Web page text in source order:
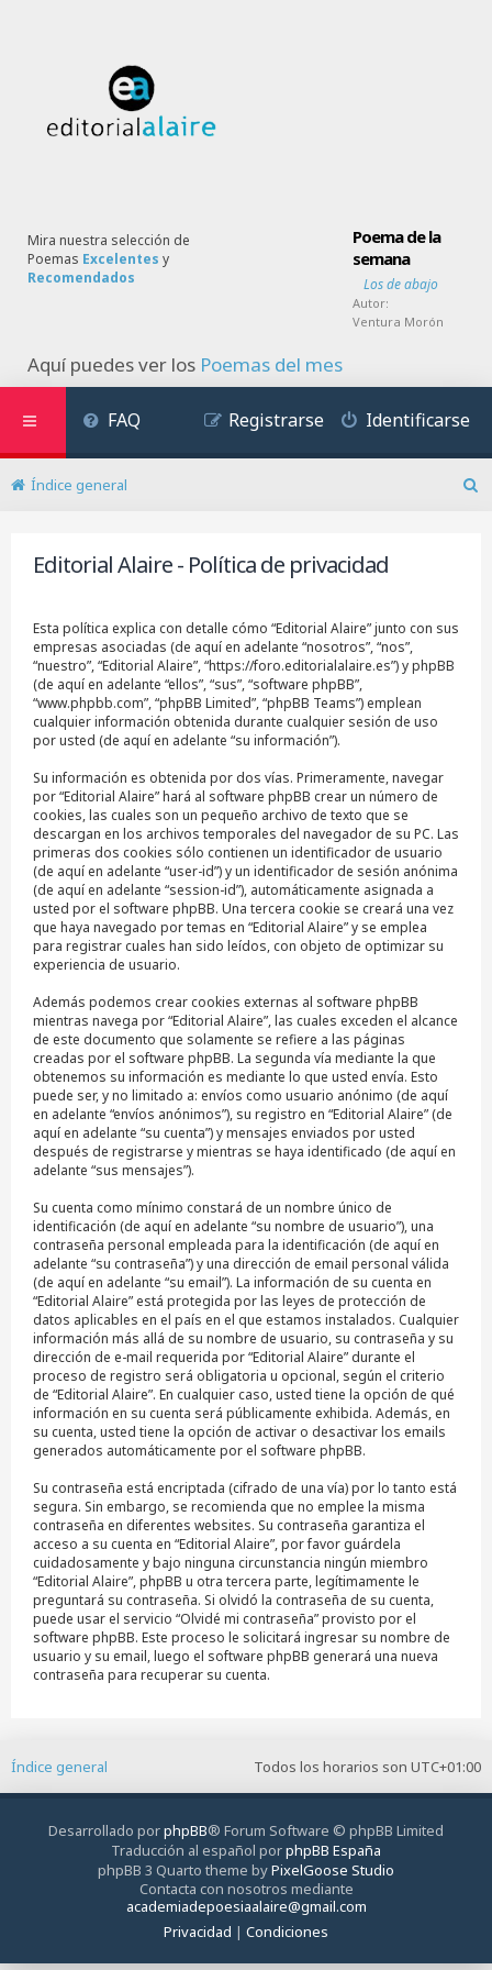
Mira nuestra selección de
Poemas Excelentes y
Recomendados
Poema de la
semana
Los de abajo
Autor:
Ventura Morón
Aquí puedes ver los Poemas del mes
FAQ Identificarse
Registrarse
Índice general
Editorial Alaire - Política de privacidad
Esta política explica con detalle cómo “Editorial Alaire” junto con sus
empresas asociadas (de aquí en adelante “nosotros”, “nos”,
“nuestro”, “Editorial Alaire”, “https://foro.editorialalaire.es”) y phpBB
(de aquí en adelante “ellos”, “sus”, “software phpBB”,
“www.phpbb.com”, “phpBB Limited”, “phpBB Teams”) emplean
cualquier información obtenida durante cualquier sesión de uso
por usted (de aquí en adelante “su información”).
Su información es obtenida por dos vías. Primeramente, navegar
por “Editorial Alaire” hará al software phpBB crear un número de
cookies, las cuales son un pequeño archivo de texto que se
descargan en los archivos temporales del navegador de su PC. Las
primeras dos cookies sólo contienen un identificador de usuario
(de aquí en adelante “user-id”) y un identificador de sesión anónima
(de aquí en adelante “session-id”), automáticamente asignada a
usted por el software phpBB. Una tercera cookie se creará una vez
que haya navegado por temas en “Editorial Alaire” y se emplea
para registrar cuales han sido leídos, con objeto de optimizar su
experiencia de usuario.
Además podemos crear cookies externas al software phpBB
mientras navega por “Editorial Alaire”, las cuales exceden el alcance
de este documento que solamente se refiere a las páginas
creadas por el software phpBB. La segunda vía mediante la que
obtenemos su información es mediante lo que usted envía. Esto
puede ser, y no limitado a: envíos como usuario anónimo (de aquí
en adelante “envíos anónimos”), su registro en “Editorial Alaire” (de
aquí en adelante “su cuenta”) y mensajes enviados por usted
después de registrarse y mientras se haya identificado (de aquí en
adelante “sus mensajes”).
Su cuenta como mínimo constará de un nombre único de
identificación (de aquí en adelante “su nombre de usuario”), una
contraseña personal empleada para la identificación (de aquí en
adelante “su contraseña”) y una dirección de email personal válida
(de aquí en adelante “su email”). La información de su cuenta en
“Editorial Alaire” está protegida por las leyes de protección de
datos aplicables en el país en el que estamos instalados. Cualquier
información más allá de su nombre de usuario, su contraseña y su
dirección de e-mail requerida por “Editorial Alaire” durante el
proceso de registro será obligatoria u opcional, según el criterio
de “Editorial Alaire”. En cualquier caso, usted tiene la opción de qué
información en su cuenta será públicamente exhibida. Además, en
su cuenta, usted tiene la opción de activar o desactivar los emails
generados automáticamente por el software phpBB.
Su contraseña está encriptada (cifrado de una vía) por lo tanto está
segura. Sin embargo, se recomienda que no emplee la misma
contraseña en diferentes websites. Su contraseña garantiza el
acceso a su cuenta en “Editorial Alaire”, por favor guárdela
cuidadosamente y bajo ninguna circunstancia ningún miembro
“Editorial Alaire”, phpBB u otra tercera parte, legítimamente le
preguntará su contraseña. Si olvidó la contraseña de su cuenta,
puede usar el servicio “Olvidé mi contraseña” provisto por el
software phpBB. Este proceso le solicitará ingresar su nombre de
usuario y su email, luego el software phpBB generará una nueva
contraseña para recuperar su cuenta.
Todos los horarios son UTC+01:00
Índice general
Desarrollado porphpBB® Forum Software © phpBB Limited
Traducción al español porphpBB España
phpBB 3 Quarto theme byPixelGoose Studio
Contacta con nosotros mediante
academiadepoesiaalaire@gmail.com
Privacidad | Condiciones